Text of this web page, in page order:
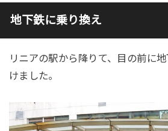
地下鉄に乗り換え
リニアの駅から降りて、目の前に
けました。